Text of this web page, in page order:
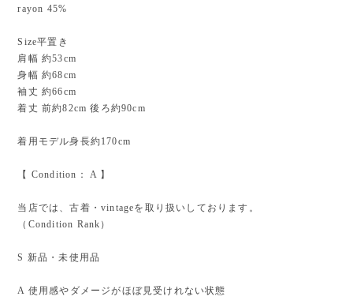
rayon 45%
Size平置き
肩幅 約53cm
身幅 約68cm
袖丈 約66cm
着丈 前約82cm 後ろ約90cm
着用モデル身長約170cm
【 Condition： A 】
当店では、古着・vintageを取り扱いしております。
（Condition Rank）
S 新品・未使用品
A 使用感やダメージがほぼ見受けれない状態